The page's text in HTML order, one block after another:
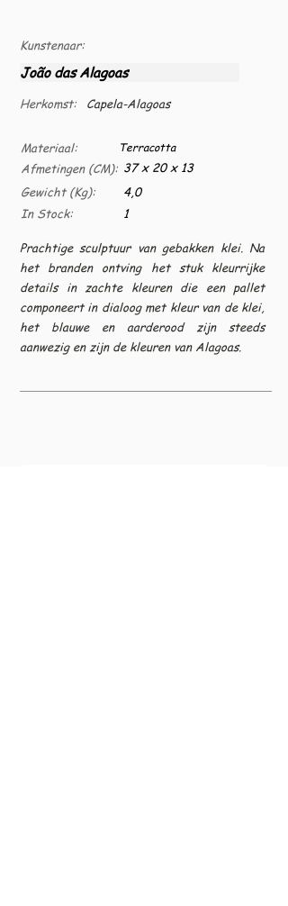
Kunstenaar:
João das Alagoas
Herkomst: Capela-Alagoas
Materiaal:
Afmetingen (CM):
Gewicht (Kg):
In Stock:
Terracotta
37 x 20 x 13
4,0
1
Prachtige sculptuur van gebakken klei. Na
het branden ontving het stuk kleurrijke
details in zachte kleuren die een pallet
componeert in dialoog met kleur van de klei,
het blauwe en aarderood zijn steeds
aanwezig en zijn de kleuren van Alagoas.